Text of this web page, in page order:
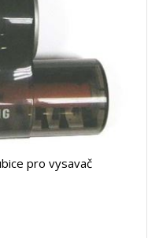
pro vysavač